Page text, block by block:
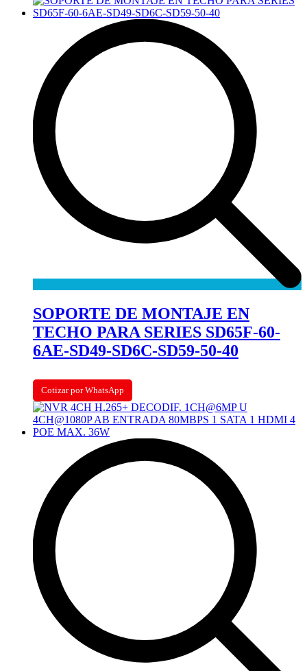
SOPORTE DE MONTAJE EN
TECHO PARA SERIES SD65F-60-
6AE-SD49-SD6C-SD59-50-40
Cotizar por WhatsApp